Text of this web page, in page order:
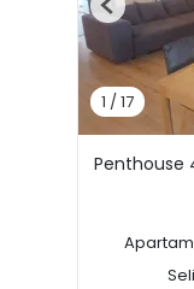
1 /17
Previous
Penthouse